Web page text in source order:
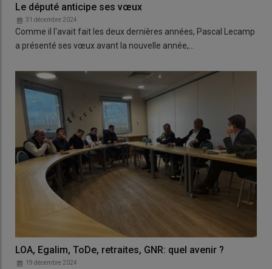
Le député anticipe ses vœux
31 décembre 2024
Comme il l'avait fait les deux dernières années, Pascal Lecamp
a présenté ses vœux avant la nouvelle année,…
LOA, Egalim, ToDe, retraites, GNR: quel avenir ?
19 décembre 2024